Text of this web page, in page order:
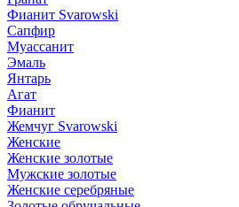
Фианит Svarowski
Сапфир
Муассанит
Эмаль
Янтарь
Агат
Фианит
Жемчуг Svarowski
Женские
Женские золотые
Мужские золотые
Женские серебряные